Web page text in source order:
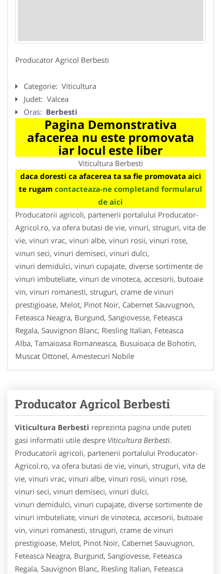
Producator Agricol Berbesti
Categorie: Viticultura
Judet: Valcea
Oras: Berbesti
Pagina Demonstrativa
afacerea nu este promovata
iar locul este liber
Viticultura Berbesti
daca doresti ca afacerea ta sa fie promovata aici
te rugam contacteaza-ne completand formularul
de aici
Producatorii agricoli, partenerii portalului Producator-
Agricol.ro, va ofera butasi de vie, vinuri, struguri, vita de
vie, vinuri vrac, vinuri albe, vinuri rosii, vinuri rose,
vinuri seci, vinuri demiseci, vinuri dulci,
vinuri demidulci, vinuri cupajate, diverse sortimente de
vinuri imbuteliate, vinuri de vinoteca, accesorii, butoaie
vin, vinuri romanesti, struguri, crame de vinuri
prestigioase, Melot, Pinot Noir, Cabernet Sauvugnon,
Feteasca Neagra, Burgund, Sangiovesse, Feteasca
Regala, Sauvignon Blanc, Riesling Italian, Feteasca
Alba, Tamaioasa Romaneasca, Busuioaca de Bohotin,
Muscat Ottonel, Amestecuri Nobile
Producator Agricol Berbesti
Viticultura Berbesti reprezinta pagina unde puteti
gasi informatii utile despre Viticultura Berbesti.
Producatorii agricoli, partenerii portalului Producator-
Agricol.ro, va ofera butasi de vie, vinuri, struguri, vita de
vie, vinuri vrac, vinuri albe, vinuri rosii, vinuri rose,
vinuri seci, vinuri demiseci, vinuri dulci,
vinuri demidulci, vinuri cupajate, diverse sortimente de
vinuri imbuteliate, vinuri de vinoteca, accesorii, butoaie
vin, vinuri romanesti, struguri, crame de vinuri
prestigioase, Melot, Pinot Noir, Cabernet Sauvugnon,
Feteasca Neagra, Burgund, Sangiovesse, Feteasca
Regala, Sauvignon Blanc, Riesling Italian, Feteasca